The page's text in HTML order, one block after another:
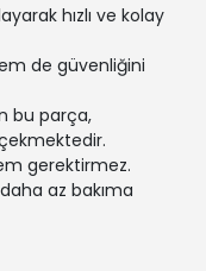
hızlı ve kolay
de güvenliğini
bu parça,
çekmektedir.
gerektirmez.
az bakıma